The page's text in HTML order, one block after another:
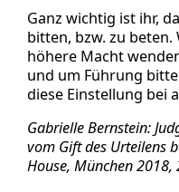
Ganz wichtig ist ihr,
bitten, bzw. zu
höhere Macht
und um Führung
diese Einstellung bei
Gabrielle Bernstein:
vom Gift des Urteilens
House, München 2018,